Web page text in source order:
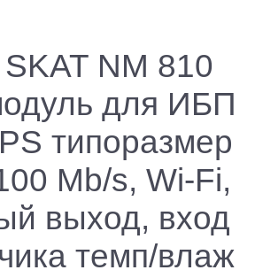
NM 810
для ИБП
типоразмер
Mb/s, Wi-Fi,
выход, вход
темп/влаж